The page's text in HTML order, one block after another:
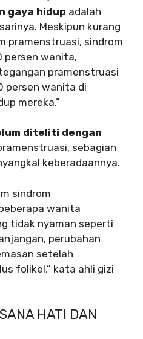
gaya hidup adalah
Meskipun kurang
pramenstruasi, sindrom
persen wanita,
pramenstruasi
persen wanita di
mereka.”
diteliti dengan
sebagian
keberadaannya.
sindrom
wanita
tidak nyaman seperti
perubahan
setelah
folikel,” kata ahli gizi
HATI DAN